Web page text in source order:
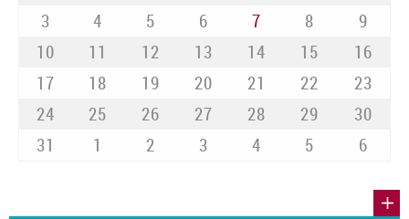
3
4 5 6 7 8
9
10
11 12 13 14 15
16
17
18 19 20 21 22
23
24
25 26 27 28 29
30
31
1 2 3 4 5 6